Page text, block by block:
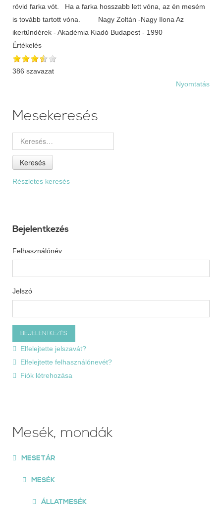
rövid farka vót. Ha a farka hosszabb lett vóna, az én mesém
is tovább tartott vóna. Nagy Zoltán -Nagy Ilona Az
ikertündérek - Akadémia Kiadó Budapest - 1990
Értékelés
386 szavazat
Nyomtatás
Mesekeresés
Keresés
Részletes keresés
Bejelentkezés
Felhasználónév
Jelszó
Elfelejtette jelszavát?
Elfelejtette felhasználónevét?
Fiók létrehozása
Mesék, mondák
MESETÁR
MESÉK
ÁLLATMESÉK